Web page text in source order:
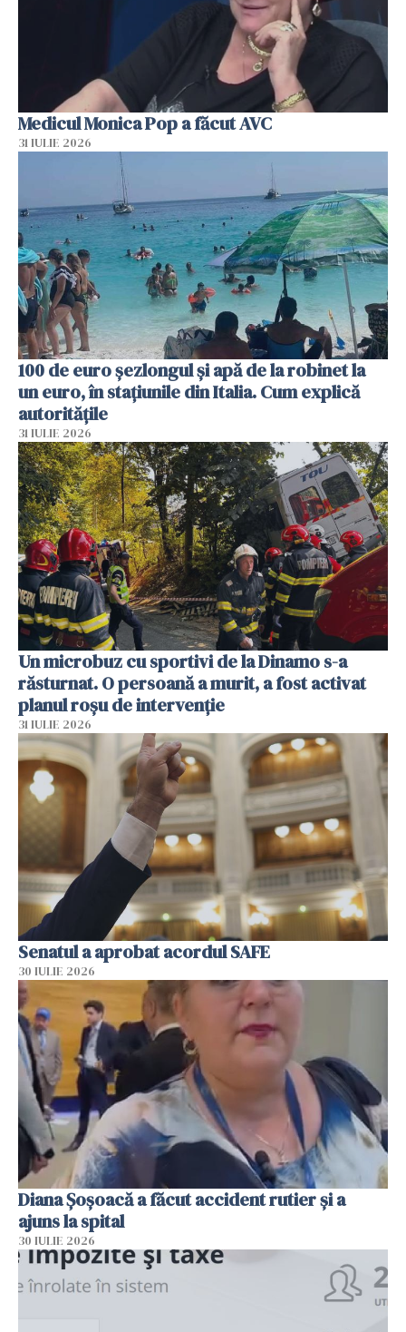
Medicul Monica Pop a făcut AVC
31 IULIE 2026
100 de euro șezlongul și apă de la robinet la
un euro, în stațiunile din Italia. Cum explică
autoritățile
31 IULIE 2026
Un microbuz cu sportivi de la Dinamo s-a
răsturnat. O persoană a murit, a fost activat
planul roșu de intervenție
31 IULIE 2026
Senatul a aprobat acordul SAFE
30 IULIE 2026
Diana Șoșoacă a făcut accident rutier și a
ajuns la spital
30 IULIE 2026